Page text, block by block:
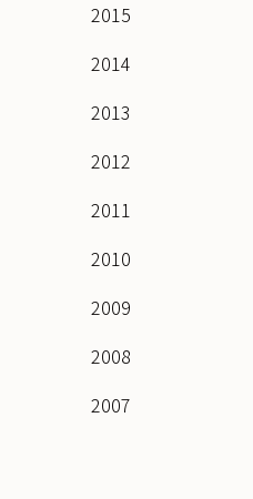
2015
2014
2013
2012
2011
2010
2009
2008
2007